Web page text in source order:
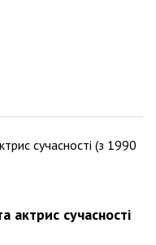
актрис сучасності